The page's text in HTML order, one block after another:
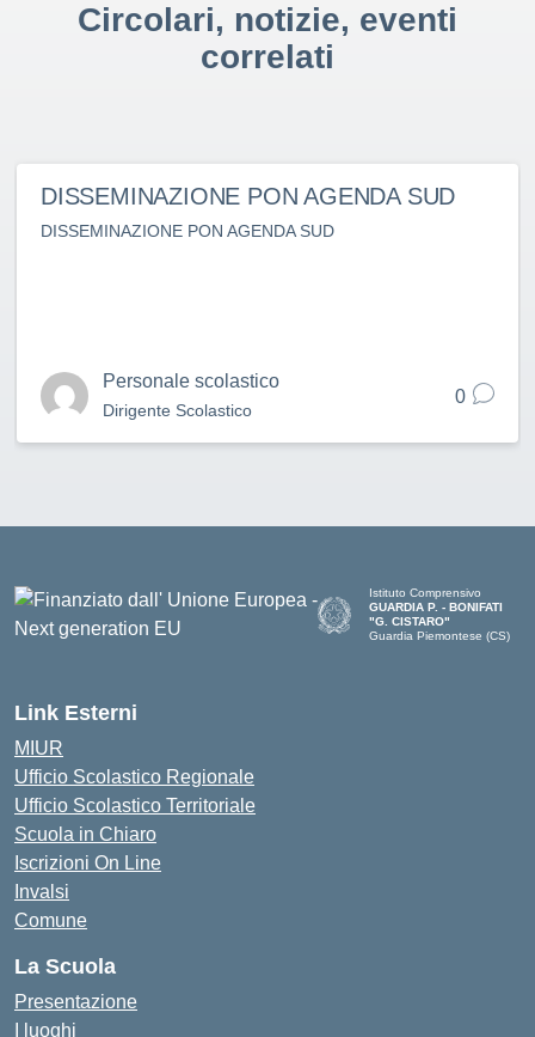
Circolari, notizie, eventi
correlati
DISSEMINAZIONE PON AGENDA SUD
DISSEMINAZIONE PON AGENDA SUD
Personale scolastico
Dirigente Scolastico
0
Istituto Comprensivo
GUARDIA P. - BONIFATI
"G. CISTARO"
Guardia Piemontese (CS)
Link Esterni
MIUR
Ufficio Scolastico Regionale
Ufficio Scolastico Territoriale
Scuola in Chiaro
Iscrizioni On Line
Invalsi
Comune
La Scuola
Presentazione
I luoghi